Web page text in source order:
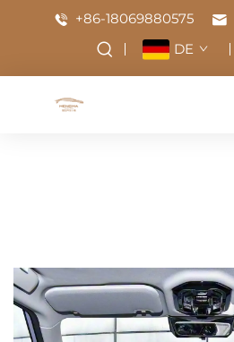
+86-18069880575
DE